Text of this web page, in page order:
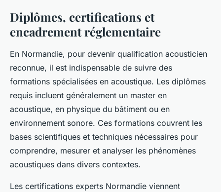
Diplômes, certifications et
encadrement réglementaire
En Normandie, pour devenir qualification acousticien
reconnue, il est indispensable de suivre des
formations spécialisées en acoustique. Les diplômes
requis incluent généralement un master en
acoustique, en physique du bâtiment ou en
environnement sonore. Ces formations couvrent les
bases scientifiques et techniques nécessaires pour
comprendre, mesurer et analyser les phénomènes
acoustiques dans divers contextes.
Les certifications experts Normandie viennent